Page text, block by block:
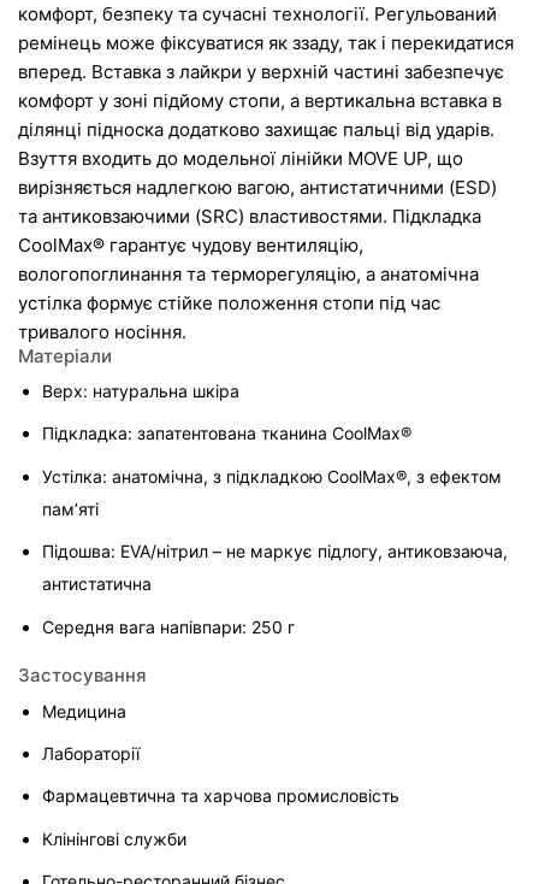
комфорт, безпеку та сучасні технології. Регульований
ремінець може фіксуватися як ззаду, так і перекидатися
вперед. Вставка з лайкри у верхній частині забезпечує
комфорт у зоні підйому стопи, а вертикальна вставка в
ділянці підноска додатково захищає пальці від ударів.
Взуття входить до модельної лінійки MOVE UP, що
вирізняється надлегкою вагою, антистатичними (ESD)
та антиковзаючими (SRC) властивостями. Підкладка
CoolMax® гарантує чудову вентиляцію,
вологопоглинання та терморегуляцію, а анатомічна
устілка формує стійке положення стопи під час
тривалого носіння.
Матеріали
Верх: натуральна шкіра
Підкладка: запатентована тканина CoolMax®
Устілка: анатомічна, з підкладкою CoolMax®, з ефектом
пам’яті
Підошва: EVA/нітрил – не маркує підлогу, антиковзаюча,
антистатична
Середня вага напівпари: 250 г
Застосування
Медицина
Лабораторії
Фармацевтична та харчова промисловість
Клінінгові служби